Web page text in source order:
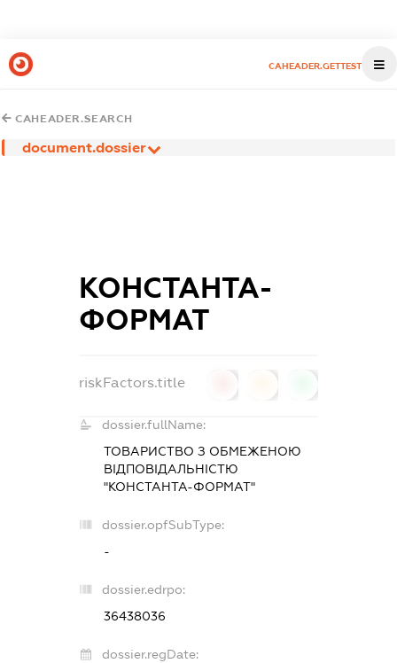
CAHEADER.GETTEST
CAHEADER.SEARCH
document.dossier
КОНСТАНТА-
ФОРМАТ
riskFactors.title
dossier.fullName:
ТОВАРИСТВО З ОБМЕЖЕНОЮ
ВІДПОВІДАЛЬНІСТЮ
"КОНСТАНТА-ФОРМАТ"
dossier.opfSubType:
-
dossier.edrpo:
36438036
dossier.regDate: